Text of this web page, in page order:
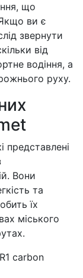
що
ви є
звернути
від
водіння, а
руху.
представлені
Вони
та
їх
міського
carbon